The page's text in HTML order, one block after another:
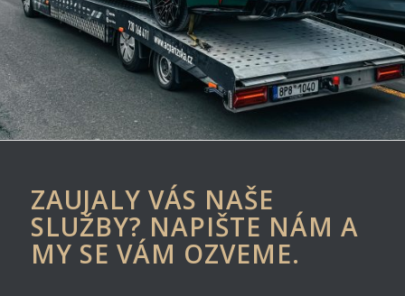
ZAUJALY VÁS NAŠE
SLUŽBY? NAPIŠTE NÁM A
MY SE VÁM OZVEME.